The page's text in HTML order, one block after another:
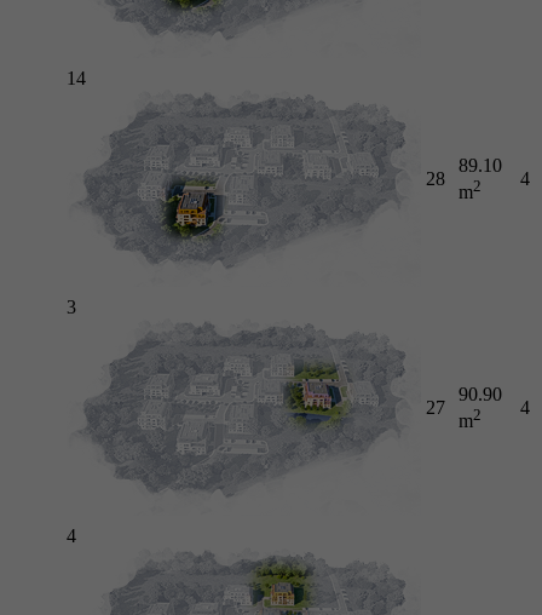
14
28
89.10
m2 4
3
27
90.90
m2 4
4